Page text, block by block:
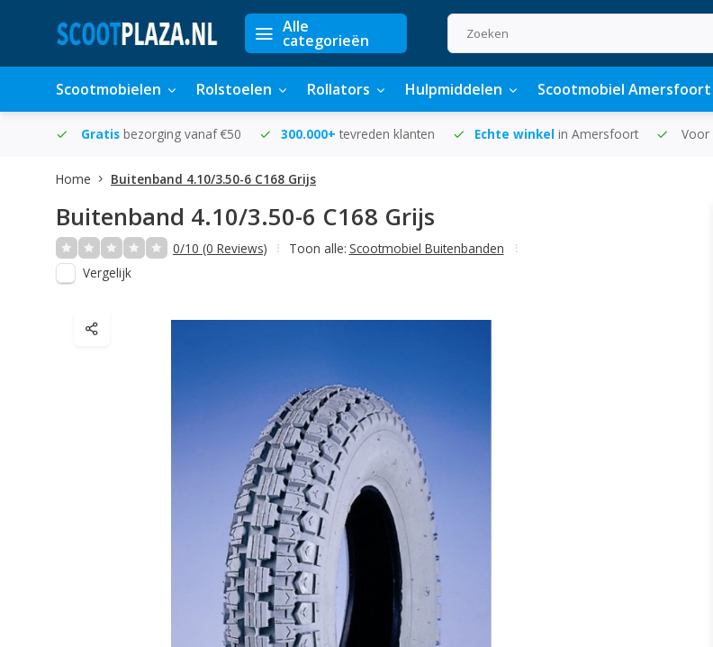
Alle
categorieën
Scootmobielen Rolstoelen Rollators Hulpmiddelen Scootmobiel Amersfoort
Gratis bezorging vanaf €50 300.000+ tevreden klanten Echte winkel in Amersfoort Voor
Home Buitenband 4.10/3.50-6 C168 Grijs
Buitenband 4.10/3.50-6 C168 Grijs
0/10 (0 Reviews) Toon alle: Scootmobiel Buitenbanden
Vergelijk